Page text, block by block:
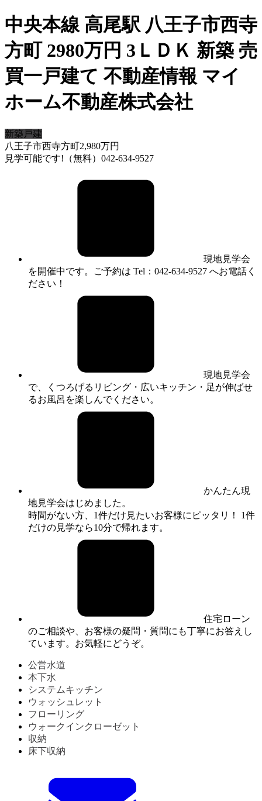
中央本線 高尾駅 八王子市西寺
方町 2980万円 3ＬＤＫ 新築 売
買一戸建て 不動産情報 マイ
ホーム不動産株式会社
新築戸建
八王子市西寺方町2,980万円
見学可能です!（無料）042-634-9527
現地見学会
を開催中です。ご予約は Tel：042-634-9527 へお電話く
ださい！
現地見学会
で、くつろげるリビング・広いキッチン・足が伸ばせ
るお風呂を楽しんでください。
かんたん現
地見学会はじめました。
時間がない方、1件だけ見たいお客様にピッタリ！ 1件
だけの見学なら10分で帰れます。
住宅ローン
のご相談や、お客様の疑問・質問にも丁寧にお答えし
ています。お気軽にどうぞ。
公営水道
本下水
システムキッチン
ウォッシュレット
フローリング
ウォークインクローゼット
収納
床下収納